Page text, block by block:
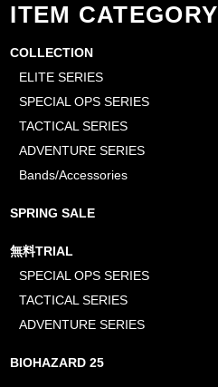
ITEM CATEGORY
COLLECTION
ELITE SERIES
SPECIAL OPS SERIES
TACTICAL SERIES
ADVENTURE SERIES
Bands/Accessories
SPRING SALE
無料TRIAL
SPECIAL OPS SERIES
TACTICAL SERIES
ADVENTURE SERIES
BIOHAZARD 25